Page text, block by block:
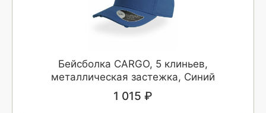
Бейсболка CARGO, 5 клиньев,
металлическая застежка, Синий
1 015 ₽